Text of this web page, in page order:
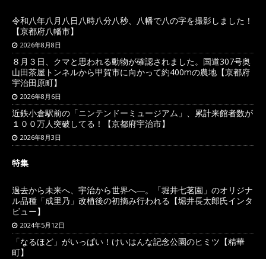
令和八年八月八日八時八分八秒、八幡で八の字を撮影しました！
【京都府八幡市】
2026年8月8日
８月３日、クマと思われる動物が確認されました。国道307号奥
山田茶屋トンネルから甲賀市に向かって約400mの農地【京都府
宇治田原町】
2026年8月6日
近鉄小倉駅前の「ニンテンドーミュージアム」、累計来館者数が
１００万人突破してる！【京都府宇治市】
2026年8月3日
特集
過去から未来へ、宇治から世界へ―。「堀井七茗園」のオリジナ
ル品種「成里乃」改植後の初摘み行われる【堀井長太郎氏インタ
ビュー】
2024年5月12日
「なるほど」がいっぱい！けいはんな記念公園のヒミツ【精華
町】